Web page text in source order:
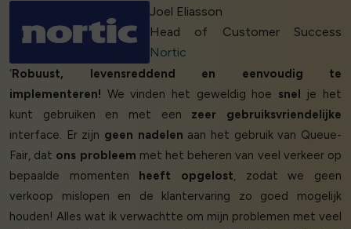
Joel Eliasson
Head of Customer Success
Nortic
‘ Robuust, levensreddend en eenvoudig te
implementeren! We vinden het geweldig hoe snel
je het
kunt gebruiken en met een zeer gebruiksvriendelijke
interface. Er zijn geen nadelen aan het gebruik van Queue-
Fair, dat ons probleem met het beheren van veel verkeer op
bepaalde momenten
heeft opgelost, zodat we geen
verkoop mislopen en de klantervaring zo goed mogelijk
houden! Alles wat ik verwachtte om mijn problemen met veel